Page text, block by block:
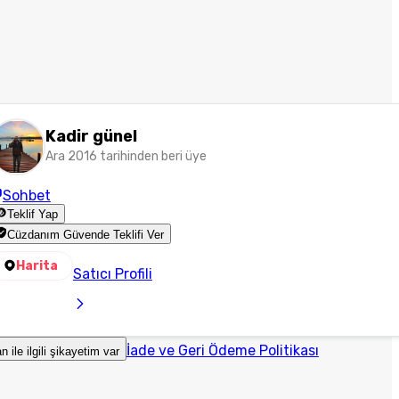
Kadir günel
Ara 2016 tarihinden beri üye
Sohbet
Teklif Yap
Cüzdanım Güvende Teklifi Ver
Harita Satıcı Profili
ile ilgili şikayetim var İade ve Geri Ödeme Politikası